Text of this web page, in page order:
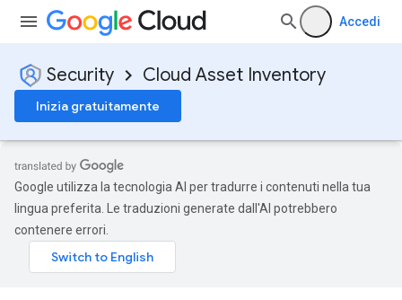
Accedi
Security Cloud Asset Inventory
Inizia gratuitamente
Google utilizza la tecnologia AI per tradurre i contenuti nella tua
lingua preferita. Le traduzioni generate dall'AI potrebbero
contenere errori.